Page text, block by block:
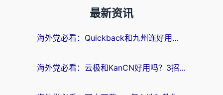
最新资讯
海外党必看：Quickback和九州连好用吗？3步选对回国加速器实现无缝刷国内资源
海外党必看：云极和KanCN好用吗？3招教你选对回国加速器（附免费VPN避坑指南）